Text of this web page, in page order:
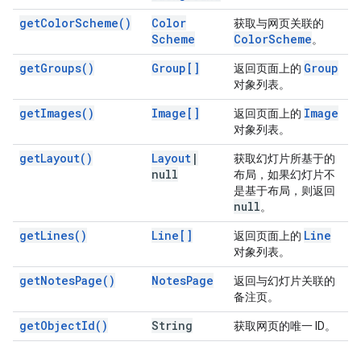
getColorScheme( )
Color
Scheme
获取与网页关联的
ColorScheme。
getGroups( ) Group[] 返回页面上的 Group
对象列表。
getImages( ) Image[] 返回页面上的 Image
对象列表。
getLayout( ) Layout |
null
获取幻灯片所基于的
布局，如果幻灯片不
是基于布局，则返回
null。
getLines( ) Line[] 返回页面上的 Line
对象列表。
getNotesPage( ) NotesPage
返回与幻灯片关联的
备注页。
getObjectId( ) String 获取网页的唯一 ID。